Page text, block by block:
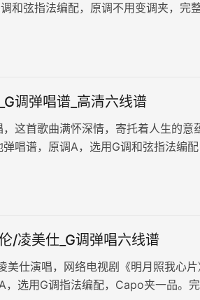
和弦指法编配，原调不用变调夹，完
调弹唱谱_高清六线谱
这首歌曲满怀深情，寄托着人生的意
唱谱，原调A，选用G调和弦指法编
/凌美仕_G调弹唱六线谱
美仕演唱，网络电视剧《明月照我心
，选用G调指法编配，Capo夹一品。